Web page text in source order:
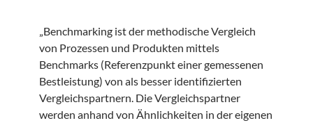
„Benchmarking ist der methodische Vergleich
von Prozessen und Produkten mittels
Benchmarks (Referenzpunkt einer gemessenen
Bestleistung) von als besser identifizierten
Vergleichspartnern. Die Vergleichspartner
werden anhand von Ähnlichkeiten in der eigenen